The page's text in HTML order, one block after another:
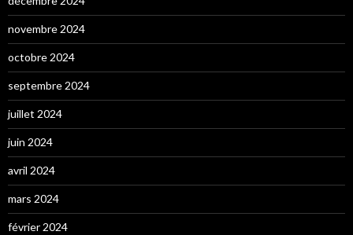
novembre 2024
octobre 2024
septembre 2024
juillet 2024
juin 2024
avril 2024
mars 2024
février 2024